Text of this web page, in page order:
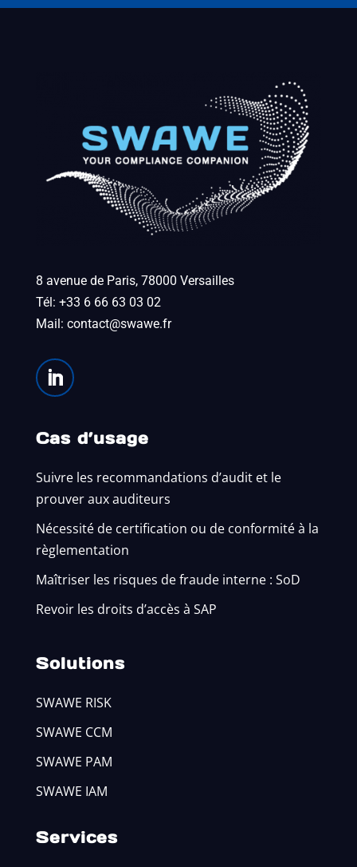
8 avenue de Paris, 78000 Versailles
Tél: +33 6 66 63 03 02
Mail: contact@swawe.fr
Cas d’usage
Suivre les recommandations d’audit et le
prouver aux auditeurs
Nécessité de certification ou de conformité à la
règlementation
Maîtriser les risques de fraude interne : SoD
Revoir les droits d’accès à SAP
Solutions
SWAWE RISK
SWAWE CCM
SWAWE PAM
SWAWE IAM
Services